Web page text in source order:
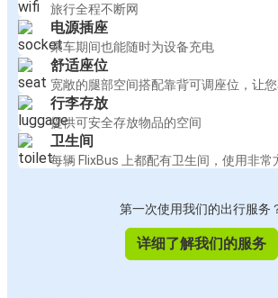
旅行全程不断网
电源插座
乘车期间也能随时为设备充电
舒适座位
宽敞的腿部空间搭配靠背可调座位，让
行李存放
提供可安全存放物品的空间
卫生间
每辆 FlixBus 上都配有卫生间，使用非常
第一次使用我们的出行服务
详细了解我们的服务